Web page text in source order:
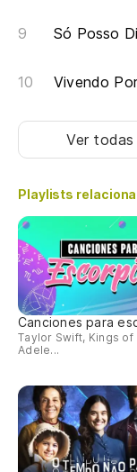
Só Posso
Vivendo
Ver todas
Playlists
Canciones para
Taylor Swift, Kings of
Adele...